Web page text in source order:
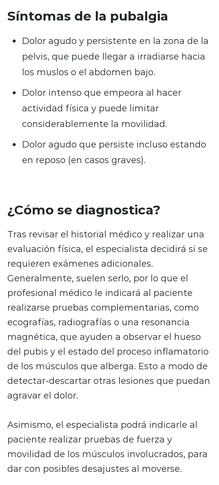
Síntomas de la pubalgia
Dolor agudo y persistente en la zona de la
pelvis, que puede llegar a irradiarse hacia
los muslos o el abdomen bajo.
Dolor intenso que empeora al hacer
actividad física y puede limitar
considerablemente la movilidad.
Dolor agudo que persiste incluso estando
en reposo (en casos graves).
¿Cómo se diagnostica?
Tras revisar el historial médico y realizar una
evaluación física, el especialista decidirá si se
requieren exámenes adicionales.
Generalmente, suelen serlo, por lo que el
profesional médico le indicará al paciente
realizarse pruebas complementarias, como
ecografías, radiografías o una resonancia
magnética, que ayuden a observar el hueso
del pubis y el estado del proceso inflamatorio
de los músculos que alberga. Esto a modo de
detectar-descartar otras lesiones que puedan
agravar el dolor.
Asimismo, el especialista podrá indicarle al
paciente realizar pruebas de fuerza y
movilidad de los músculos involucrados, para
dar con posibles desajustes al moverse.